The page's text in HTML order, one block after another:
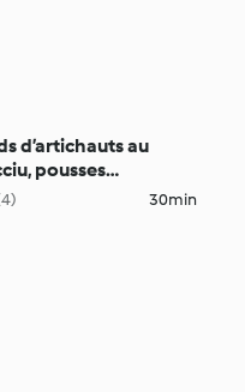
d’artichauts au
pousses
aux noisettes30min